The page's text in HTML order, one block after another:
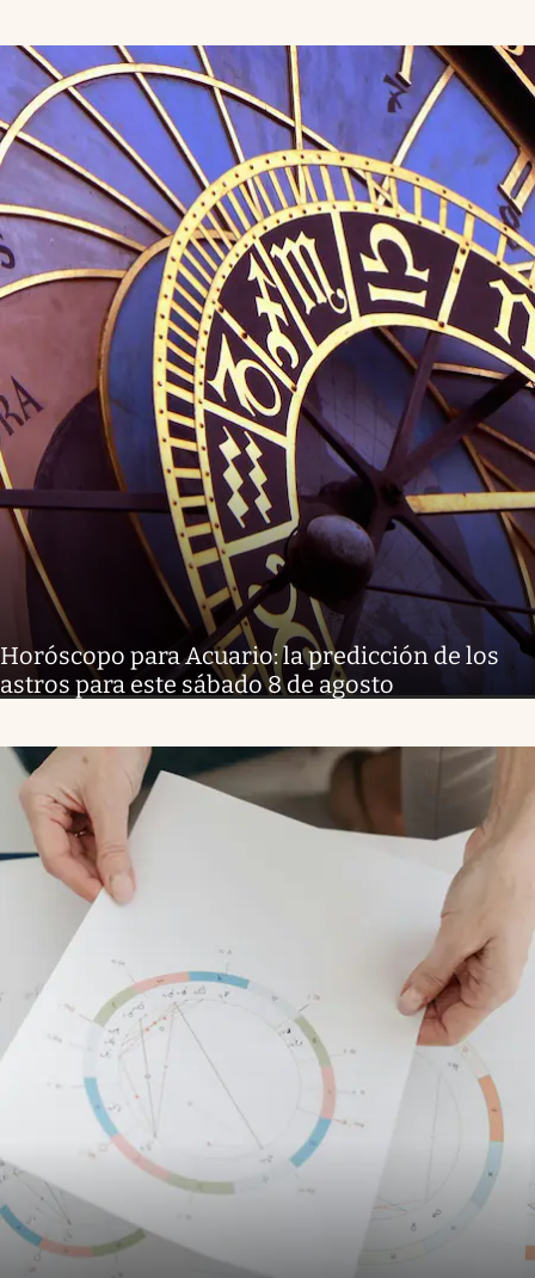
Horóscopo para Acuario: la predicción de los
astros para este sábado 8 de agosto